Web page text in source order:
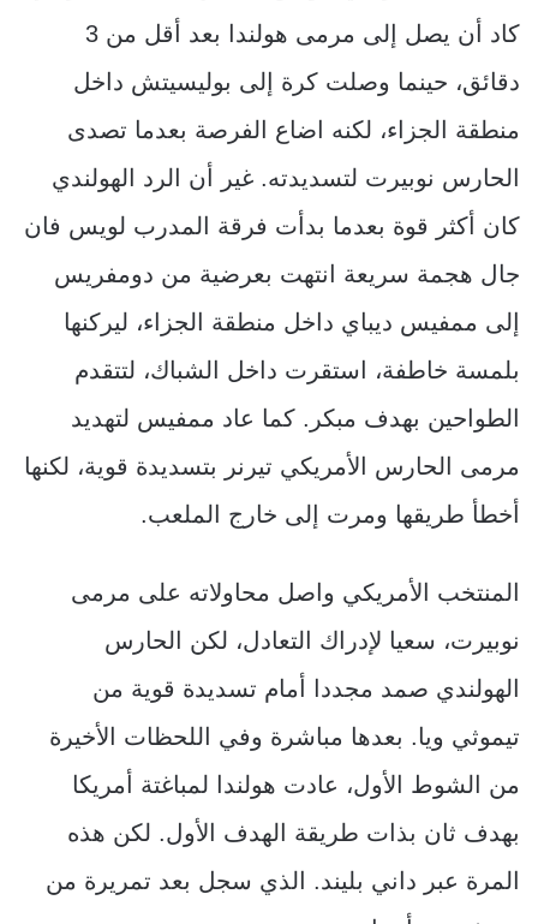
كاد أن يصل إلى مرمى هولندا بعد أقل من 3
دقائق، حينما وصلت كرة إلى بوليسيتش داخل
منطقة الجزاء، لكنه اضاع الفرصة بعدما تصدى
الحارس نوبيرت لتسديدته. غير أن الرد الهولندي
كان أكثر قوة بعدما بدأت فرقة المدرب لويس فان
جال هجمة سريعة انتهت بعرضية من دومفريس
إلى ممفيس ديباي داخل منطقة الجزاء، ليركنها
بلمسة خاطفة، استقرت داخل الشباك، لتتقدم
الطواحين بهدف مبكر. كما عاد ممفيس لتهديد
مرمى الحارس الأمريكي تيرنر بتسديدة قوية، لكنها
أخطأ طريقها ومرت إلى خارج الملعب.
المنتخب الأمريكي واصل محاولاته على مرمى
نوبيرت، سعيا لإدراك التعادل، لكن الحارس
الهولندي صمد مجددا أمام تسديدة قوية من
تيموثي ويا. بعدها مباشرة وفي اللحظات الأخيرة
من الشوط الأول، عادت هولندا لمباغتة أمريكا
بهدف ثان بذات طريقة الهدف الأول. لكن هذه
المرة عبر داني بليند. الذي سجل بعد تمريرة من